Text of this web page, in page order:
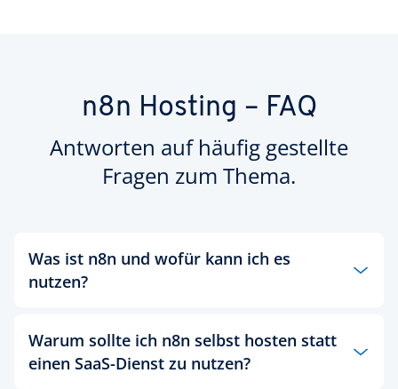
n8n Hosting – FAQ
Antworten auf häufig gestellte
Fragen zum Thema.
Was ist n8n und wofür kann ich es
nutzen?
Workflow-Automatisierung. Sie können darüber
Tools, Daten und KI-Dienste wie OpenAI verbinden
– ohne Code zu schreiben.
Warum sollte ich n8n selbst hosten statt
einen SaaS-Dienst zu nutzen?